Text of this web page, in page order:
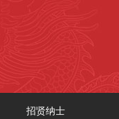
招贤纳士